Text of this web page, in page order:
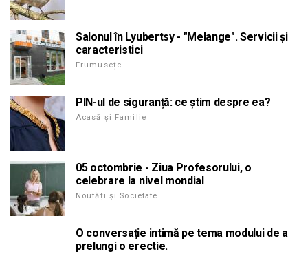
Salonul în Lyubertsy - "Melange". Servicii și
caracteristici
Frumusețe
PIN-ul de siguranță: ce știm despre ea?
Acasă și Familie
05 octombrie - Ziua Profesorului, o
celebrare la nivel mondial
Noutăți și Societate
O conversație intimă pe tema modului de a
prelungi o erectie.